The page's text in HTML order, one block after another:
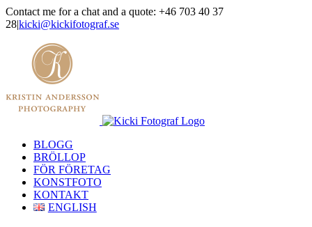
Skip
to
Contact me for a chat and a quote: +46 703 40 37
28|kicki@kickifotograf.se
BLOGG
BRÖLLOP
FÖR FÖRETAG
KONSTFOTO
KONTAKT
ENGLISH